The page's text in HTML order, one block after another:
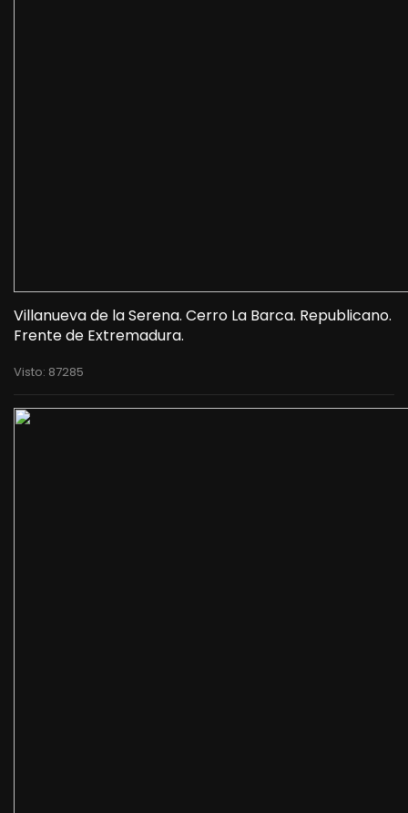
Villanueva de la Serena. Cerro La Barca. Republicano.
Frente de Extremadura.
Visto: 87285